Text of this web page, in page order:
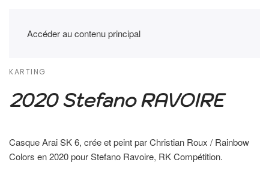
Accéder au contenu principal
KARTING
2020 Stefano RAVOIRE
Casque Arai SK 6, crée et peint par Christian Roux / Rainbow
Colors en 2020 pour Stefano Ravoire, RK Compétition.